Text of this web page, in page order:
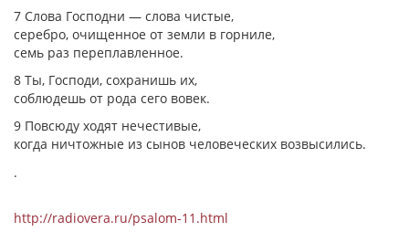
7 Слова Господни — слова чистые,
серебро, очищенное от земли в горниле,
семь раз переплавленное.
8 Ты, Господи, сохранишь их,
соблюдешь от рода сего вовек.
9 Повсюду ходят нечестивые,
когда ничтожные из сынов человеческих возвысились.
.
http://radiovera.ru/psalom-11.html